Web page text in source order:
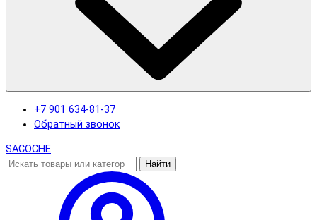
+7 901 634-81-37
Обратный звонок
SACOCHE
Найти